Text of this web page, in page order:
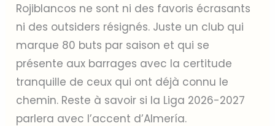
Rojiblancos ne sont ni des favoris écrasants
ni des outsiders résignés. Juste un club qui
marque 80 buts par saison et qui se
présente aux barrages avec la certitude
tranquille de ceux qui ont déjà connu le
chemin. Reste à savoir si la Liga 2026-2027
parlera avec l’accent d’Almería.